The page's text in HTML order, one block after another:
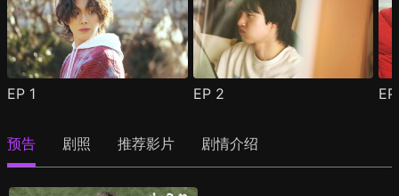
EP 1 EP 2
预告 剧照 推荐影片 剧情介绍